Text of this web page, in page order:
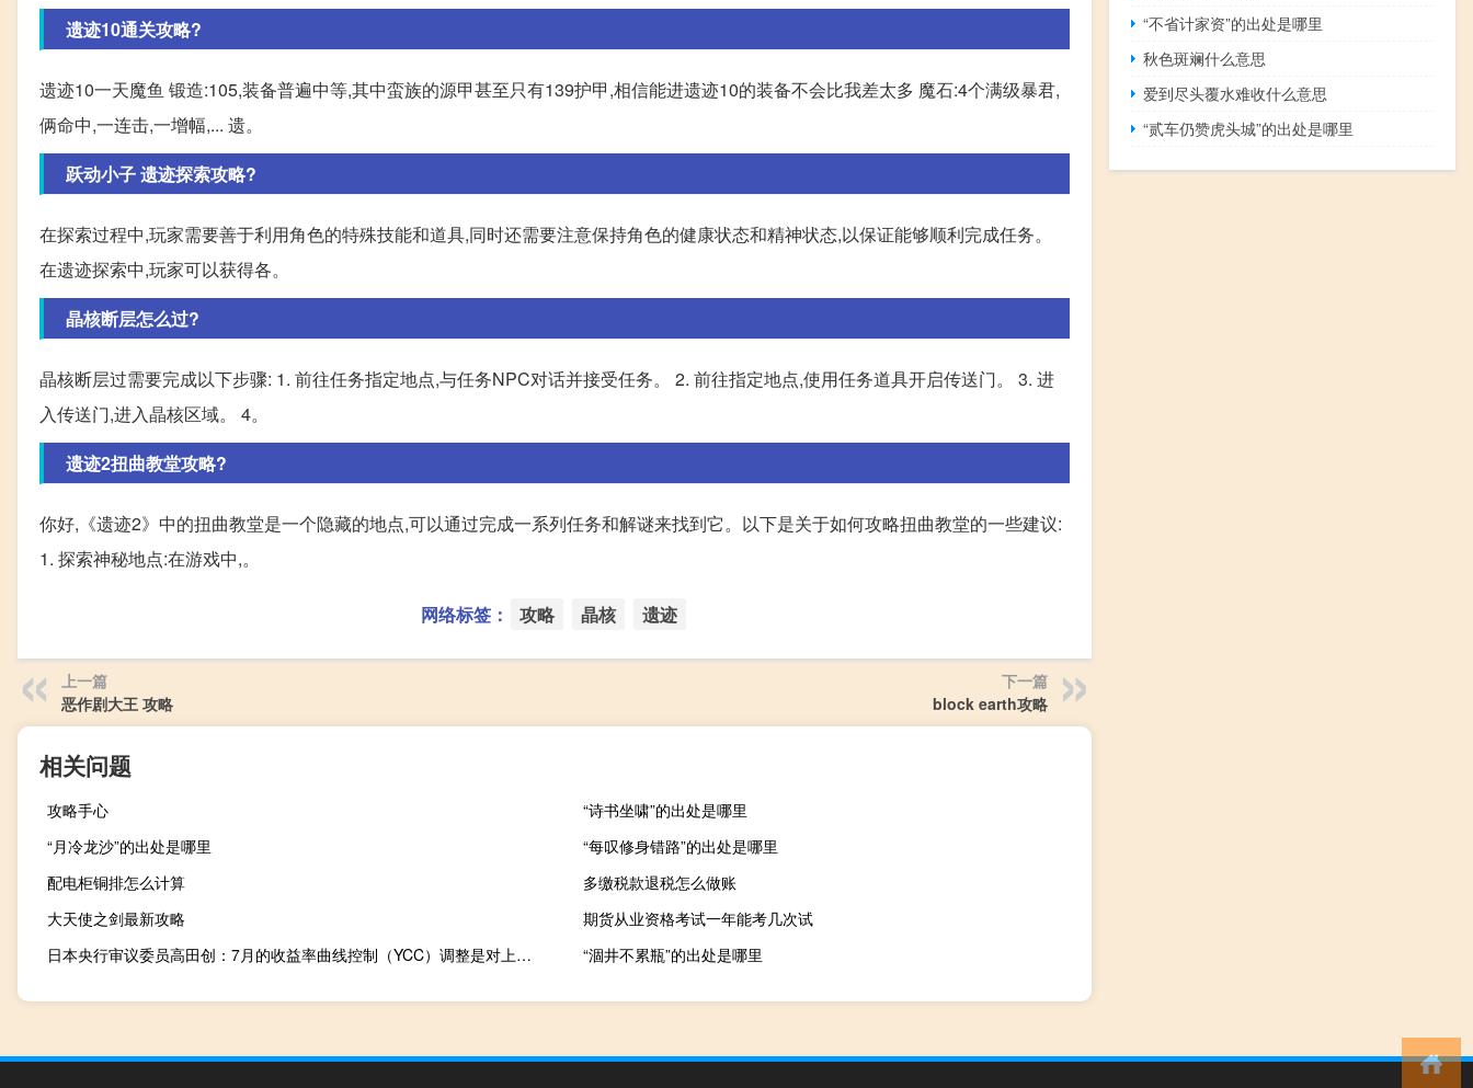
遗迹10通关攻略?
遗迹10一天魔鱼 锻造:105,装备普遍中等,其中蛮族的源甲甚至只有139护甲,相信能进遗迹10的装备不会比我差太多 魔石:4个满级暴君,
俩命中,一连击,一增幅,... 遗。
跃动小子 遗迹探索攻略?
在探索过程中,玩家需要善于利用角色的特殊技能和道具,同时还需要注意保持角色的健康状态和精神状态,以保证能够顺利完成任务。
在遗迹探索中,玩家可以获得各。
晶核断层怎么过?
晶核断层过需要完成以下步骤: 1. 前往任务指定地点,与任务NPC对话并接受任务。 2. 前往指定地点,使用任务道具开启传送门。 3. 进
入传送门,进入晶核区域。 4。
遗迹2扭曲教堂攻略?
你好,《遗迹2》中的扭曲教堂是一个隐藏的地点,可以通过完成一系列任务和解谜来找到它。以下是关于如何攻略扭曲教堂的一些建议:
1. 探索神秘地点:在游戏中,。
网络标签： 攻略 晶核 遗迹
上一篇
恶作剧大王 攻略
下一篇
block earth攻略
相关问题
攻略手心
“诗书坐啸”的出处是哪里
“月冷龙沙”的出处是哪里
“每叹修身错路”的出处是哪里
配电柜铜排怎么计算
多缴税款退税怎么做账
大天使之剑最新攻略
期货从业资格考试一年能考几次试
日本央行审议委员高田创：7月的收益率曲线控制（YCC）调整是对上行价格风险的回应
“涸井不累瓶”的出处是哪里
“不省计家资”的出处是哪里
秋色斑斓什么意思
爱到尽头覆水难收什么意思
“贰车仍赞虎头城”的出处是哪里